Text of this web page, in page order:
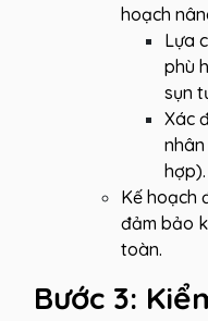
hoạch
Lựa
phù
sụn
Xác
hợp).
Kế hoạch
đảm bảo
toàn.
Bước 3: